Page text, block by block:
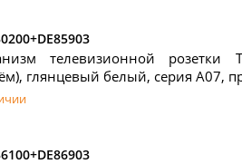
телевизионной розетки
глянцевый белый, серия A07,